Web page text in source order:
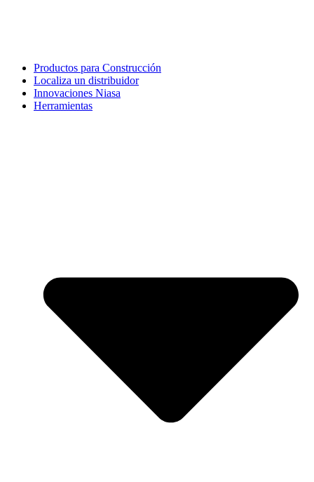
Productos para Construcción
Localiza un distribuidor
Innovaciones Niasa
Herramientas